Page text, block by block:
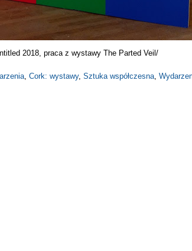
2018, praca z wystawy The Parted Veil/
Cork: wystawy, Sztuka współczesna